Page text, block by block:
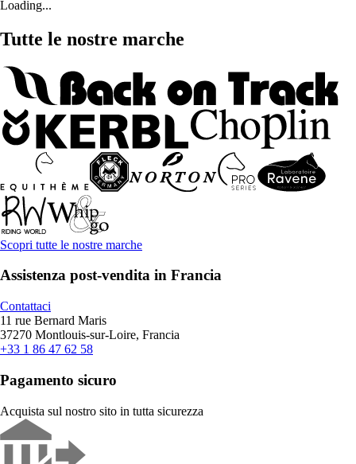
Loading...
Tutte le nostre marche
Scopri tutte le nostre marche
Assistenza post-vendita in Francia
Contattaci
11 rue Bernard Maris
37270 Montlouis-sur-Loire, Francia
+33 1 86 47 62 58
Pagamento sicuro
Acquista sul nostro sito in tutta sicurezza